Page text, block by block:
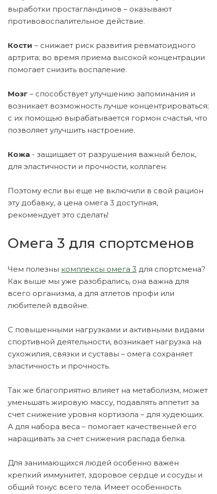
выработки простагландинов – оказывают
противовоспалительное действие.
Кости – снижает риск развития ревматоидного
артрита; во время приема высокой концентрации
помогает снизить воспаление.
Мозг – способствует улучшению запоминания и
возникает возможность лучше концентрироваться;
с их помощью вырабатывается гормон счастья, что
позволяет улучшить настроение.
Кожа - защищает от разрушения важный белок,
для эластичности и прочности, коллаген.
Поэтому если вы еще не включили в свой рацион
эту добавку, а цена омега 3 доступная,
рекомендует это сделать!
Омега 3 для спортсменов
Чем полезны комплексы омега 3 для спортсмена?
Как выше мы уже разобрались, она важна для
всего организма, а для атлетов профи или
любителей вдвойне.
С повышенными нагрузками и активными видами
спортивной деятельности, возникает нагрузка на
сухожилия, связки и суставы – омега сохраняет
эластичность и прочность.
Так же благоприятно влияет на метаболизм, может
уменьшать жировую массу, подавлять аппетит за
счет снижение уровня кортизола – для худеющих.
А для набора веса – помогает качественней его
наращивать за счет снижения распада белка.
Для занимающихся людей особенно важен
крепкий иммунитет, здоровое сердце и сосуды и
общий тонус всего тела. Имеет особенность